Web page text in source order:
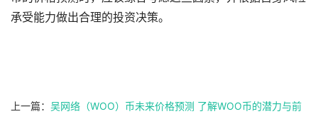
承受能力做出合理的投资决策。
上一篇： 吴网络（WOO）币未来价格预测 了解WOO币的潜力与前